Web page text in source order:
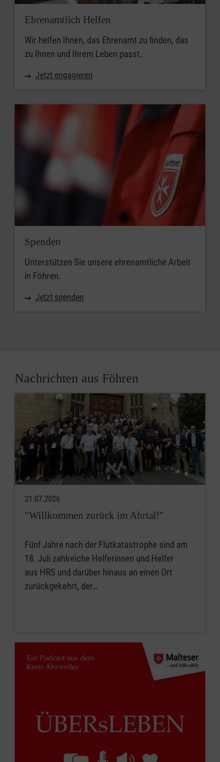
Ehrenamtlich Helfen
Wir helfen Ihnen, das Ehrenamt zu finden, das
zu Ihnen und Ihrem Leben passt.
Jetzt engagieren
Spenden
Unterstützen Sie unsere ehrenamtliche Arbeit
in Föhren.
Jetzt spenden
Nachrichten aus Föhren
21.07.2026
"Willkommen zurück im Ahrtal!"
Fünf Jahre nach der Flutkatastrophe sind am
18. Juli zahlreiche Helferinnen und Helfer
aus HRS und darüber hinaus an einen Ort
zurückgekehrt, der…